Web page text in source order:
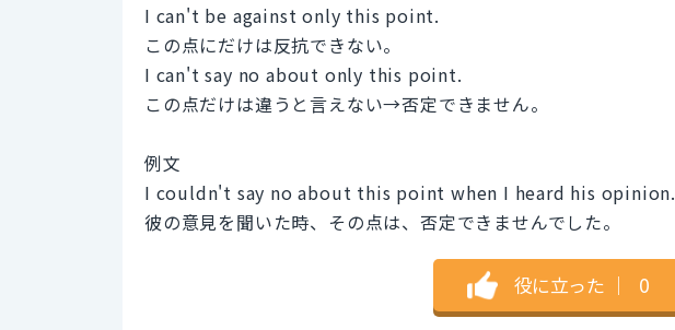
I can't be against only this point.
この点にだけは反抗できない。
I can't say no about only this point.
この点だけは違うと言えない→否定できません。
例文
I couldn't say no about this point when I heard his opinion.
彼の意見を聞いた時、その点は、否定できませんでした。
役に立った ｜ 0